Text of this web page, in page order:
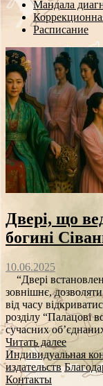
Мандала
Расписание
Двері, що
богині
10.06.2025
“Двері
зовнішнє,
від часу
розділу “Палацові
сучасних
Читать далее
Индивидуальная
издательств
Контакты